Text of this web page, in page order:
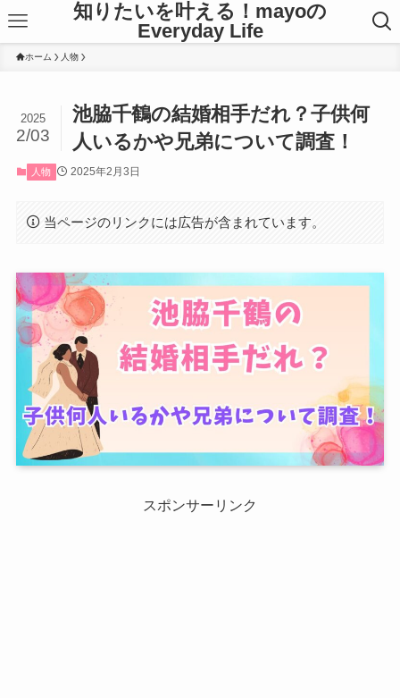
知りたいを叶える！mayoの
Everyday Life
ホーム 人物
池脇千鶴の結婚相手だれ？子供何
人いるかや兄弟について調査！
2025
2/03
人物 2025年2月3日
当ページのリンクには広告が含まれています。
スポンサーリンク